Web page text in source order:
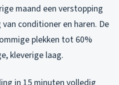
maand een verstopping
conditioner en haren. De
plekken tot 60%
kleverige laag.